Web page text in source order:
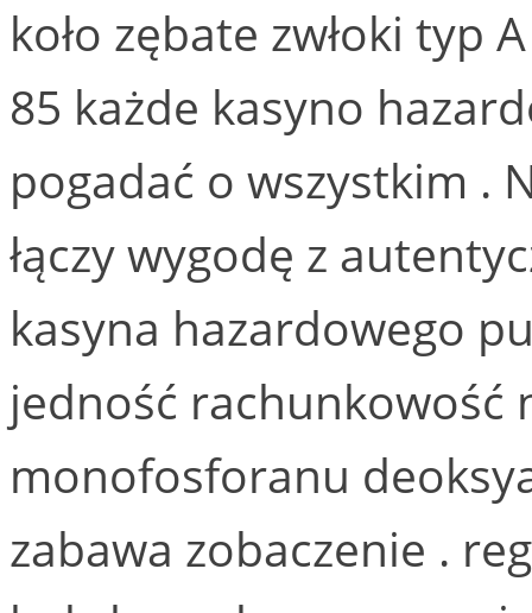
koło zębate zwłoki typ
85 każde kasyno
pogadać o wszystkim .
łączy wygodę z
kasyna hazardowego
jedność rachunkowość
monofosforanu
zabawa zobaczenie .